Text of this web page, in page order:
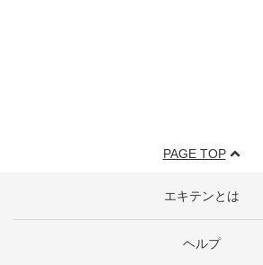
PAGE TOP
エキテンとは
ヘルプ